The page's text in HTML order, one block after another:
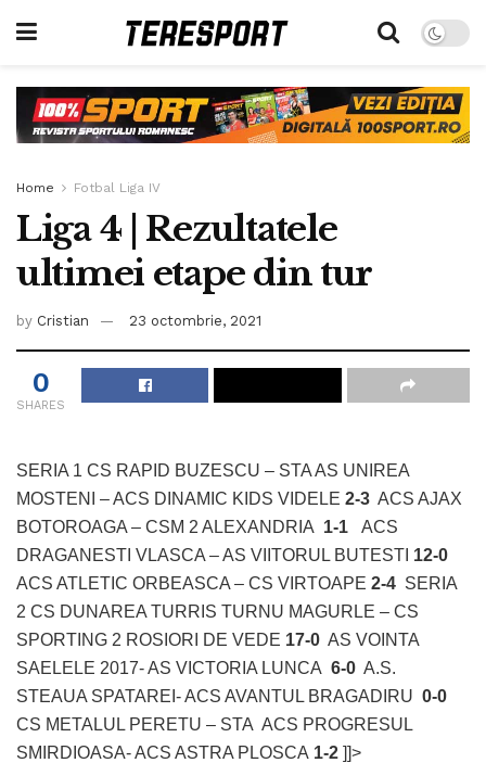
Home Fotbal Liga IV
Liga 4 | Rezultatele
ultimei etape din tur
by Cristian 23 octombrie, 2021
0
SHARES
SERIA 1 CS RAPID BUZESCU – STA AS UNIREA
MOSTENI – ACS DINAMIC KIDS VIDELE 2-3 ACS AJAX
BOTOROAGA – CSM 2 ALEXANDRIA 1-1
ACS
DRAGANESTI VLASCA – AS VIITORUL BUTESTI 12-0
ACS ATLETIC ORBEASCA – CS VIRTOAPE 2-4 SERIA
2 CS DUNAREA TURRIS TURNU MAGURLE – CS
SPORTING 2 ROSIORI DE VEDE 17-0 AS VOINTA
SAELELE 2017- AS VICTORIA LUNCA 6-0 A.S.
STEAUA SPATAREI- ACS AVANTUL BRAGADIRU 0-0
CS METALUL PERETU – STA ACS PROGRESUL
SMIRDIOASA- ACS ASTRA PLOSCA 1-2 ]]>